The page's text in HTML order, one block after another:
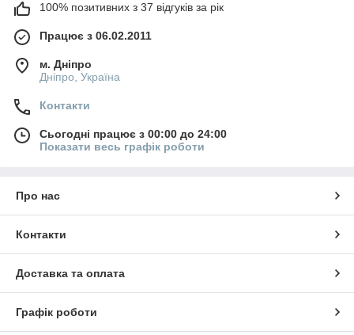
100% позитивних з 37 відгуків за рік
Працює з 06.02.2011
м. Дніпро
Дніпро, Україна
Контакти
Сьогодні працює з 00:00 до 24:00
Показати весь графік роботи
Про нас
Контакти
Доставка та оплата
Графік роботи